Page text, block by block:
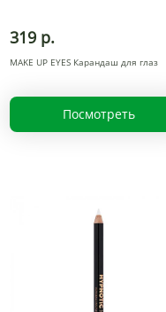
319 р.
MAKE UP EYES Карандаш для глаз
Посмотреть